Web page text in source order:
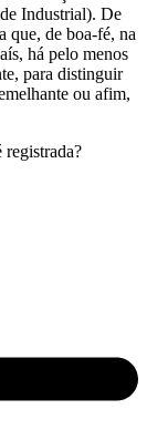
Industrial). De
que, de boa-fé, na
há pelo menos
para distinguir
ou afim,
registrada?